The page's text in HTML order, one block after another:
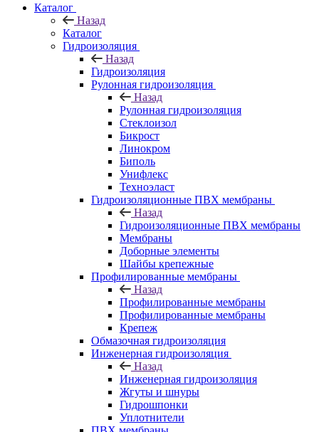
Каталог
Назад
Каталог
Гидроизоляция
Назад
Гидроизоляция
Рулонная гидроизоляция
Назад
Рулонная гидроизоляция
Стеклоизол
Бикрост
Линокром
Биполь
Унифлекс
Техноэласт
Гидроизоляционные ПВХ мембраны
Назад
Гидроизоляционные ПВХ мембраны
Мембраны
Доборные элементы
Шайбы крепежные
Профилированные мембраны
Назад
Профилированные мембраны
Профилированные мембраны
Крепеж
Обмазочная гидроизоляция
Инженерная гидроизоляция
Назад
Инженерная гидроизоляция
Жгуты и шнуры
Гидрошпонки
Уплотнители